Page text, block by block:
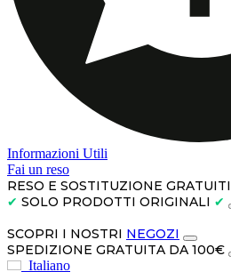
Informazioni Utili
Fai un reso
RESO E SOSTITUZIONE GRATUITI
✔ SOLO PRODOTTI ORIGINALI ✔
SCOPRI I NOSTRI NEGOZI
SPEDIZIONE GRATUITA DA 100€
Italiano